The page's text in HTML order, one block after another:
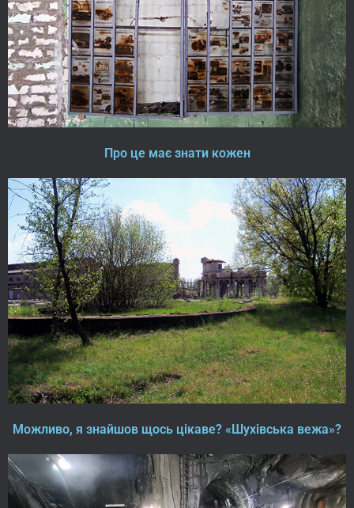
Про це має знати кожен
Можливо, я знайшов щось цікаве? «Шухівська вежа»?